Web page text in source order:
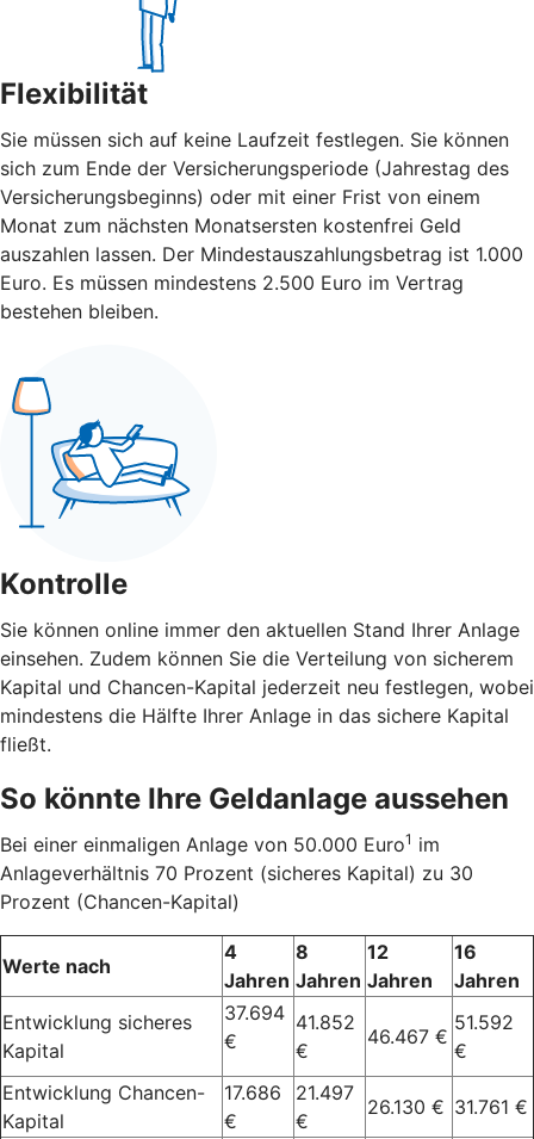
Flexibilität
Sie müssen sich auf keine Laufzeit festlegen. Sie können
sich zum Ende der Versicherungsperiode (Jahrestag des
Versicherungsbeginns) oder mit einer Frist von einem
Monat zum nächsten Monatsersten kostenfrei Geld
auszahlen lassen. Der Mindestauszahlungsbetrag ist 1.000
Euro. Es müssen mindestens 2.500 Euro im Vertrag
bestehen bleiben.
Kontrolle
Sie können online immer den aktuellen Stand Ihrer Anlage
einsehen. Zudem können Sie die Verteilung von sicherem
Kapital und Chancen-Kapital jederzeit neu festlegen, wobei
mindestens die Hälfte Ihrer Anlage in das sichere Kapital
fließt.
So könnte Ihre Geldanlage aussehen
Bei einer einmaligen Anlage von 50.000 Euro1 im
Anlageverhältnis 70 Prozent (sicheres Kapital) zu 30
Prozent (Chancen-Kapital)
Werte nach
4
Jahren
8
Jahren
12
Jahren
16
Jahren
Entwicklung sicheres
Kapital
37.694
€
41.852
€
46.467 €
51.592
€
Entwicklung Chancen-
Kapital
17.686
€
21.497
€
26.130 € 31.761 €